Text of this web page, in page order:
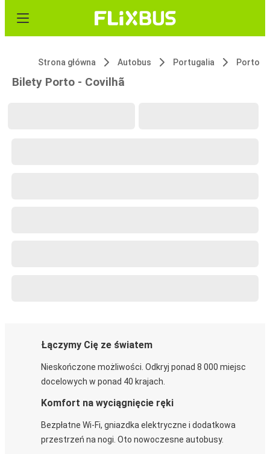
Strona główna Autobus Portugalia Porto
Bilety Porto - Covilhã
Łączymy Cię ze światem
Nieskończone możliwości. Odkryj ponad 8 000 miejsc
docelowych w ponad 40 krajach.
Komfort na wyciągnięcie ręki
Bezpłatne Wi-Fi, gniazdka elektryczne i dodatkowa
przestrzeń na nogi. Oto nowoczesne autobusy.